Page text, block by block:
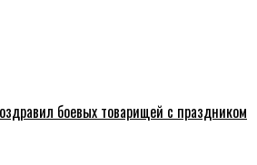
боевых товарищей с праздником